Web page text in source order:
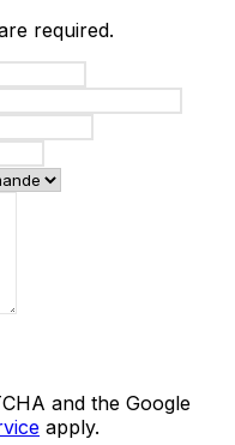
required.
and the Google
apply.